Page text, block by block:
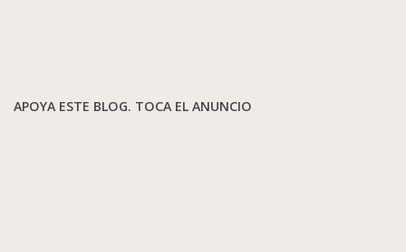
APOYA ESTE BLOG. TOCA EL ANUNCIO